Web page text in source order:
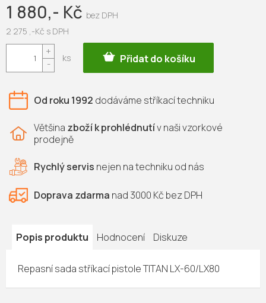
1 880,- Kč
2 275 ,-Kč s DPH
Měrná
Přidat do košíku
Od roku 1992 dodáváme stříkací techniku
Většina zboží k prohlédnutív naši vzorkové
prodejně
Rychlý servis nejen natechniku od nás
Doprava zdarma nad 3000 Kč bez DPH
Popis produktu Hodnocení Diskuze
Repasní sada stříkací pistole TITAN LX-60/LX80